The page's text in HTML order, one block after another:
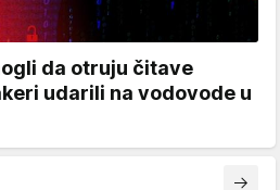
da otruju čitave
udarili na vodovode u